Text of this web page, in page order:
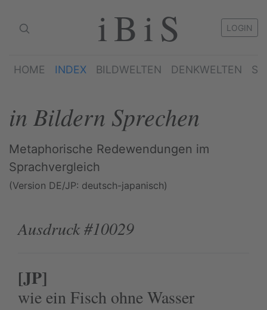
iBiS LOGIN
HOME INDEX BILDWELTEN DENKWELTEN
in Bildern Sprechen
Metaphorische Redewendungen im
Sprachvergleich
(Version DE/JP: deutsch-japanisch)
Ausdruck #10029
[JP]
wie ein Fisch ohne Wasser